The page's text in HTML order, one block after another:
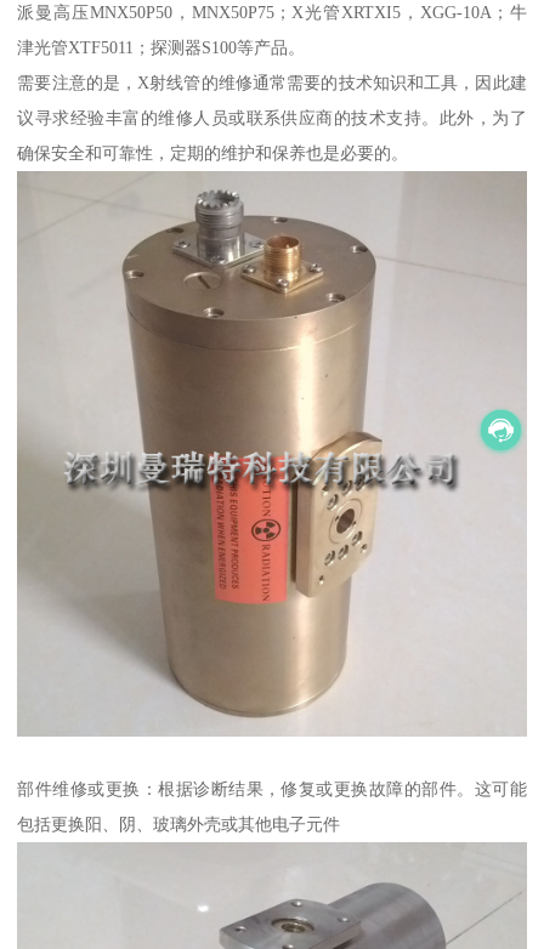
派曼高压MNX50P50，MNX50P75；X光管XRTXI5，XGG-10A；牛
津光管XTF5011；探测器S100等产品。
需要注意的是，X射线管的维修通常需要的技术知识和工具，因此建
议寻求经验丰富的维修人员或联系供应商的技术支持。此外，为了
确保安全和可靠性，定期的维护和保养也是必要的。
部件维修或更换：根据诊断结果，修复或更换故障的部件。这可能
包括更换阳、阴、玻璃外壳或其他电子元件